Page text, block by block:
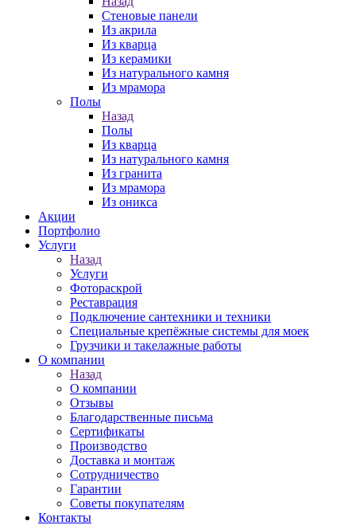
Стеновые панели
Из акрила
Из кварца
Из керамики
Из натурального камня
Из мрамора
Полы
Назад
Полы
Из кварца
Из натурального камня
Из гранита
Из мрамора
Из оникса
Акции
Портфолио
Услуги
Назад
Услуги
Фотораскрой
Реставрация
Подключение сантехники и техники
Специальные крепёжные системы для моек
Грузчики и такелажные работы
О компании
Назад
О компании
Отзывы
Благодарственные письма
Сертификаты
Производство
Доставка и монтаж
Сотрудничество
Гарантии
Советы покупателям
Контакты